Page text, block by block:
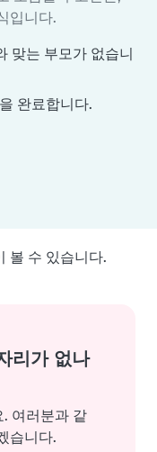
입니다.
맞는 부모가 없습니
완료합니다.
볼 수 있습니다.
리가 없나
여러분과 같
습니다.